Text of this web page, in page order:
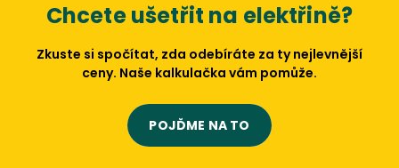
Chcete ušetřit na elektřině?
Zkuste si spočítat, zda odebíráte za ty nejlevnější
ceny. Naše kalkulačka vám pomůže.
POJĎME NA TO